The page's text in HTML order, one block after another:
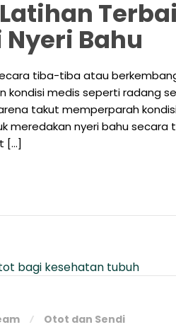
Bahu
tiba-tiba atau
medis seperti radang
takut memperparah
meredakan nyeri bahu
[…]
Otot dan Sendi